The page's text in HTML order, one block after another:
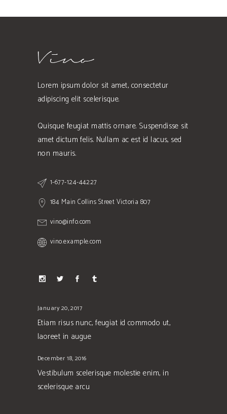
Lorem ipsum dolor sit amet, consectetur
adipiscing elit scelerisque.
Quisque feugiat mattis ornare. Suspendisse sit
amet dictum felis. Nullam ac est id lacus, sed
non mauris.
1-677-124-44227
184 Main Collins Street Victoria 807
vino@info.com
vino.example.com
January 20, 2017
Etiam risus nunc, feugiat id commodo ut,
laoreet in augue
December 18, 2016
Vestibulum scelerisque molestie enim, in
scelerisque arcu